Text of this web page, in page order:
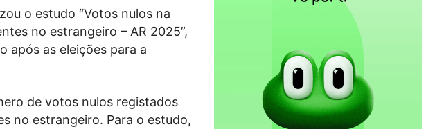
o estudo “Votos nulos na
no estrangeiro – AR 2025”,
após as eleições para a
de votos nulos registados
no estrangeiro. Para o estudo,